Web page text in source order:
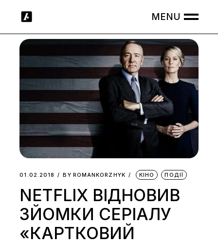
01.02.2018 BY ROMANKORZHYK КІНО ПОДІЇ
NETFLIX ВІДНОВИВ
ЗЙОМКИ СЕРІАЛУ
«КАРТКОВИЙ